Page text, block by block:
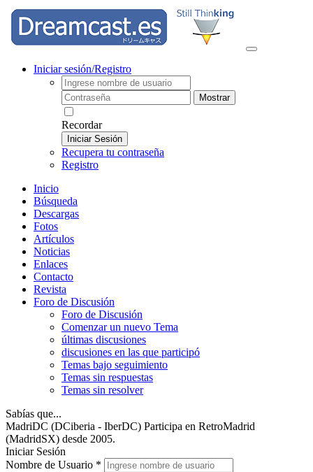
Iniciar sesión/Registro
Mostrar
Recordar
Iniciar Sesión
Recupera tu contraseña
Registro
Inicio
Búsqueda
Descargas
Fotos
Artículos
Noticias
Enlaces
Contacto
Revista
Foro de Discusión
Foro de Discusión
Comenzar un nuevo Tema
últimas discusiones
discusiones en las que participó
Temas bajo seguimiento
Temas sin respuestas
Temas sin resolver
Sabías que...
MadriDC (DCiberia - IberDC) Participa en RetroMadrid
(MadridSX) desde 2005.
Iniciar Sesión
Nombre de Usuario *